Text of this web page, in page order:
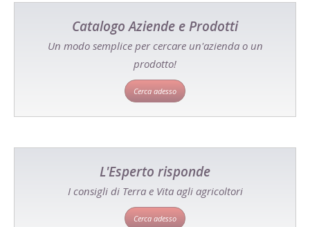
Catalogo Aziende e Prodotti
Un modo semplice per cercare un'azienda o un
prodotto!
Cerca adesso
L'Esperto risponde
I consigli di Terra e Vita agli agricoltori
Cerca adesso